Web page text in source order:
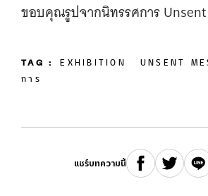
ขอบคุณรูปจากนิทรรศการ Unsent
TAG : EXHIBITION UNSENT
การ
แชร์บทความนี้